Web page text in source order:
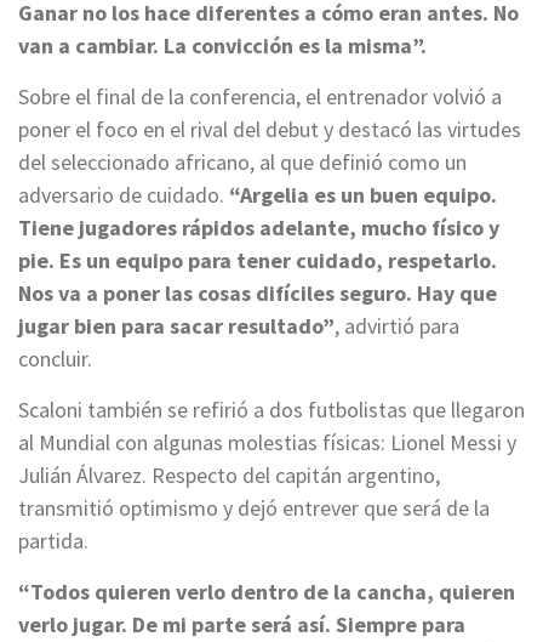
Ganar no los hace diferentes a cómo eran antes. No
van a cambiar. La convicción es la misma”.
Sobre el final de la conferencia, el entrenador volvió a
poner el foco en el rival del debut y destacó las virtudes
del seleccionado africano, al que definió como un
adversario de cuidado. “Argelia es un buen equipo.
Tiene jugadores rápidos adelante, mucho físico y
pie. Es un equipo para tener cuidado, respetarlo.
Nos va a poner las cosas difíciles seguro. Hay que
jugar bien para sacar resultado”, advirtió para
concluir.
Scaloni también se refirió a dos futbolistas que llegaron
al Mundial con algunas molestias físicas: Lionel Messi y
Julián Álvarez. Respecto del capitán argentino,
transmitió optimismo y dejó entrever que será de la
partida.
“Todos quieren verlo dentro de la cancha, quieren
verlo jugar. De mi parte será así. Siempre para